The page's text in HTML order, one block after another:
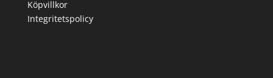
Köpvillkor
Integritetspolicy